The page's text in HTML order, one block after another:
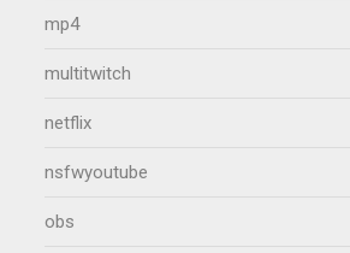
mp4
multitwitch
netflix
nsfwyoutube
obs